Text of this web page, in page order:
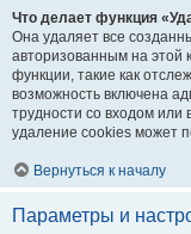
Что делает функция
Она удаляет все
авторизованным на этой
функции, такие как
возможность включена
трудности со входом
удаление cookies может
Вернуться к началу
Параметры и